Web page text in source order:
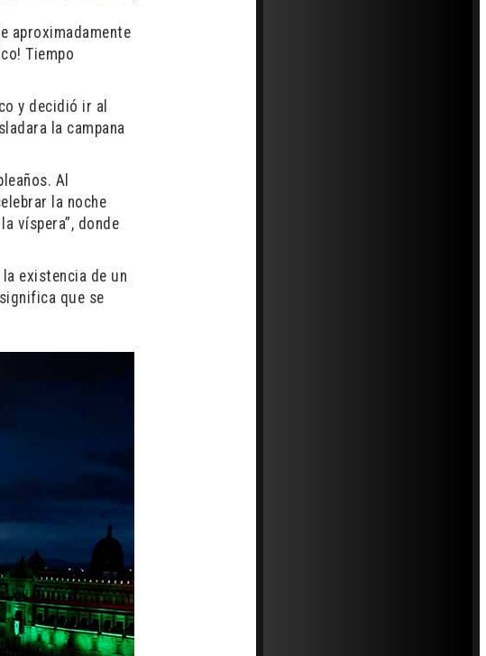
aproximadamente
Tiempo
y decidió ir al
la campana
Al
la noche
víspera”, donde
existencia de un
que se